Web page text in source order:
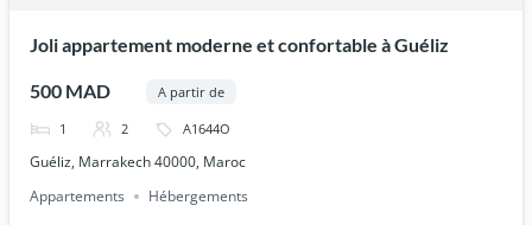
Joli appartement moderne et confortable à Guéliz
500 MAD A partir de
1 2 A1644O
Guéliz, Marrakech 40000, Maroc
Appartements
Hébergements